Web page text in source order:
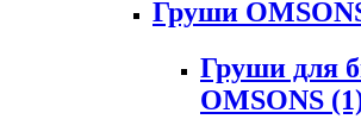
Груши
Груши для
OMSONS